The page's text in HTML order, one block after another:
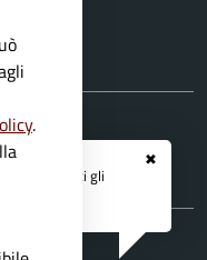
✖
e ricevi tutti gli
.